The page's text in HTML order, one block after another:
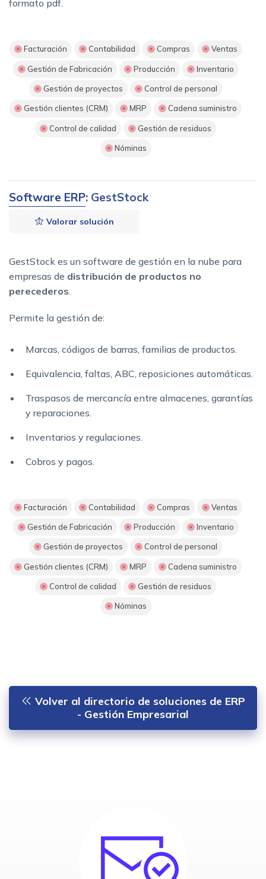
formato pdf.
Facturación Contabilidad Compras Ventas
Gestión de Fabricación Producción Inventario
Gestión de proyectos Control de personal
Gestión clientes (CRM) MRP Cadena suministro
Control de calidad Gestión de residuos
Nóminas
Software ERP: GestStock
Valorar solución
GestStock es un software de gestión en la nube para
empresas de distribución de productos no
perecederos
Permite la gestión de:
Marcas, códigos de barras, familias de productos.
Equivalencia, faltas, ABC, reposiciones automáticas.
Traspasos de mercancía entre almacenes, garantías
y reparaciones.
Inventarios y regulaciones.
Cobros y pagos.
Facturación Contabilidad Compras Ventas
Gestión de Fabricación Producción Inventario
Gestión de proyectos Control de personal
Gestión clientes (CRM) MRP Cadena suministro
Control de calidad Gestión de residuos
Nóminas
Volver al directorio de soluciones de ERP
- Gestión Empresarial